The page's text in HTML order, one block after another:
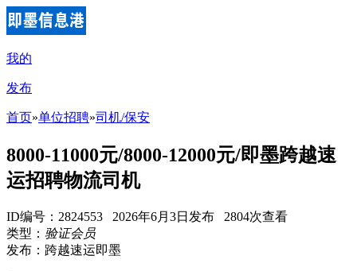
我的
发布
首页»单位招聘»司机/保安
8000-11000元/8000-12000元/即墨跨越速
运招聘物流司机
ID编号：2824553 2026年6月3日发布 2804次查看
类型： 验证会员
发布：跨越速运即墨